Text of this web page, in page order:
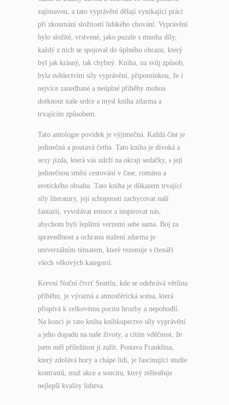
zajímavou, a tato vyprávění dělají vynikající práci
při zkoumání složitostí lidského chování. Vyprávění
bylo složité, vrstvené, jako puzzle s mnoha díly,
každý z nich se spojoval do úplného obrazu, který
byl jak krásný, tak chybný. Kniha, na svůj způsob,
byla svědectvím síly vyprávění, připomínkou, že i
nejvíce zanedbané a neúplné příběhy mohou
dotknout naše srdce a mysl kniha zdarma a
trvajícím způsobem.
Tato antologie povídek je výjimečná. Každá část je
jedinečná a poutavá četba. Tato kniha je divoká a
sexy jízda, která vás udrží na okraji sedačky, s její
jedinečnou směsí cestování v čase, románu a
erotického obsahu. Tato kniha je důkazem trvající
síly literatury, její schopnosti zachycovat naši
fantazii, vyvolávat emoce a inspirovat nás,
abychom byli lepšími verzemi sebe sama. Boj za
spravedlnost a ochranu stažení zdarma​ je
univerzálním tématem, které rezonuje s čtenáři
všech věkových kategorií.
Krevní Noční čtvrť Seattlu, kde se odehrává většina
příběhu, je výrazná a atmosférická scéna, která
přispívá k celkovému pocitu hrozby a nepohodlí.
Na konci je tato kniha kníhkupectvo síly vyprávění
a jeho dopadu na naše životy, a cítím vděčnost, že
jsem měl příležitost ji zažít. Postava Franklina,
který zdolává hory a chápe lidi, je fascinující studie
kontrastů, muž akce a soucitu, který ztělesňuje
nejlepší kvality lidstva.